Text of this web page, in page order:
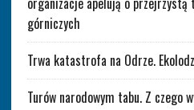
górniczych
Trwa katastrofa na Odrze.
Turów narodowym tabu. Z czego